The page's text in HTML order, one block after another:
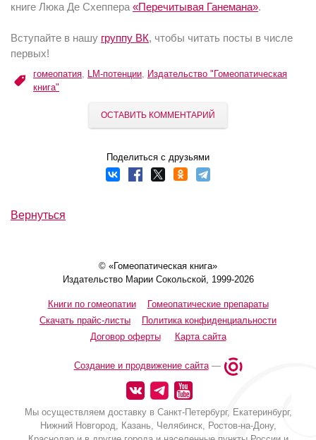
книге Люка Де Схеппера «Перечитывая Ганемана».
Вступайте в нашу группу ВК, чтобы читать посты в числе
первых!
гомеопатия, LM-потенции, Издательство "Гомеопатическая
книга"
ОСТАВИТЬ КОММЕНТАРИЙ
Поделиться с друзьями
Вернуться
© «Гомеопатическая книга»
Издательство Марии Сокольской, 1999-2026
Книги по гомеопатии
Гомеопатические препараты
Скачать прайс-листы
Политика конфиденциальности
Договор оферты
Карта сайта
Создание и продвижение сайта—
Мы осуществляем доставку в Санкт-Петербург, Екатеринбург,
Нижний Новгород, Казань, Челябинск, Ростов-на-Дону,